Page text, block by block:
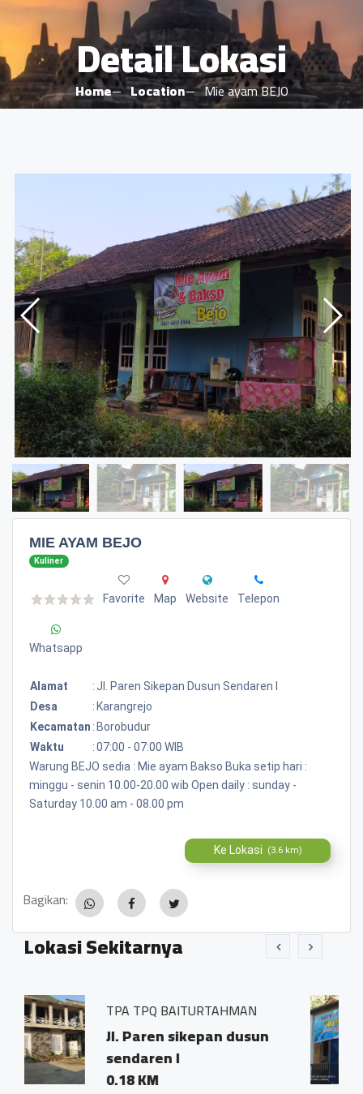
Detail Lokasi
Home Location Mie ayam BEJO
MIE AYAM BEJO
Kuliner
Favorite Map Website Telepon
Whatsapp
Alamat : Jl. Paren Sikepan Dusun Sendaren I
Desa
: Karangrejo
Kecamatan : Borobudur
Waktu
:07:00 - 07:00 WIB
Warung BEJO sedia : Mie ayam Bakso Buka setip hari :
minggu - senin 10.00-20.00 wib Open daily : sunday -
Saturday 10.00 am - 08.00 pm
Ke Lokasi (3.6 km)
Bagikan:
Lokasi Sekitarnya
BAITURTAHMAN
sikepan dusun
I
TOKO ALAT
Jl.Paren
sendaren I
0.07 KM